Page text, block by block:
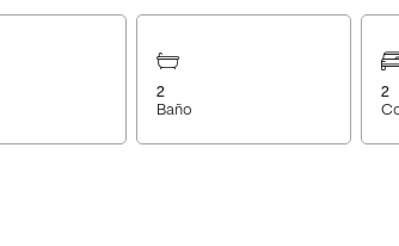
2
Baño
2